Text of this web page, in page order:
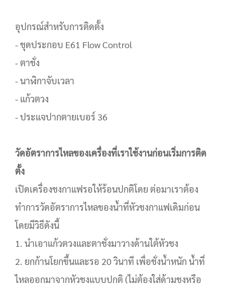
อุปกรณ์สำหรับการติดตั้ง
- ชุดประกอบ E61 Flow Control
- ตาชั่ง
- นาฬิกาจับเวลา
- แก้วตวง
- ประแจปากตายเบอร์ 36
วัดอัตราการไหลของเครื่องที่เราใช้งานก่อนเริ่มการติด
ตั้ง
เปิดเครื่องชงกาแฟรอให้ร้อนปกติโดย ต่อมาเราต้อง
ทำการวัดอัตราการไหลของน้ำที่หัวชงกาแฟเดิมก่อน
โดยมีวิธีดังนี้
1. นำเอาแก้วตวงและตาชั่งมาวางด้านใต้หัวชง
2. ยกก้านโยกขึ้นและรอ 20 วินาที เพื่อชั่งน้ำหนัก น้ำที่
ไหลออกมาจากหัวชงแบบปกติ (ไม่ต้องใส่ด้ามชงหรือ